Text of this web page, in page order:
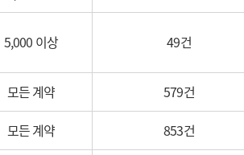
5,000 이상 49건
모든 계약 579건
모든 계약 853건